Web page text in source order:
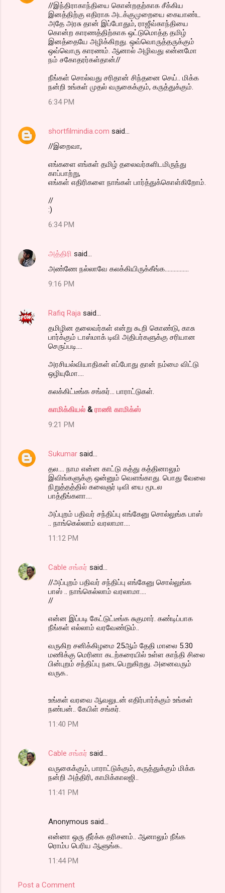
//இந்திராகாந்தியை கொன்றதற்காக சீக்கிய
இனத்திற்கு எதிராக அடக்குமுறையை கையாண்ட
அதே அரசு தான் இப்போதும், ராஜீவ்காந்தியை
கொன்ற காரணத்திற்காக ஒட்டுமொத்த தமிழ்
இனத்தையே அழிக்கிறது. ஒவ்வொருத்தருக்கும்
ஒவ்வொரு காரணம். ஆனால் அழிவது என்னமோ
நம் சகோதரர்கள்தான்//
நீங்கள் சொல்வது சரிதான் சிந்தனை செய்.. மிக்க
நன்றி உங்கள் முதல் வருகைக்கும், கருத்துக்கும்.
6:34 PM
shortfilmindia.com said…
//இறைவா,
எங்களை எங்கள் தமிழ் தலைவர்களிடமிருந்து
காப்பாற்று,
எங்கள் எதிரிகளை நாங்கள் பார்த்துக்கொள்கிறோம்.
//
:)
6:34 PM
அத்திரி said…
அண்ணே நல்லாவே கலக்கியிருக்கீங்க................
9:16 PM
Rafiq Raja said…
தமிழின தலைவர்கள் என்று கூறி கொண்டு, காசு
பார்க்கும் டாஸ்மாக் டிவி அதிபர்களுக்கு சரியான
செருப்படி....
அரசியல்வியாதிகள் எப்போது தான் நம்மை விட்டு
ஒழியுமோ....
கலக்கிட்டீங்க சங்கர்... பாராட்டுகள்.
காமிக்கியல் & ராணி காமிக்ஸ்
9:21 PM
Sukumar said…
தல.... நாம என்ன காட்டு கத்து கத்தினாலும்
இவிங்களுக்கு ஒன்னும் வெளங்காது. பொது வேலை
நிறுத்தத்தில் கலைஞர் டிவி யை மூடல
பாத்தீங்களா....
அப்புறம் பதிவர் சந்திப்பு எங்கேனு சொல்லுங்க பாஸ்
.. நாங்கெல்லாம் வரலாமா....
11:12 PM
Cable சங்கர் said…
//அப்புறம் பதிவர் சந்திப்பு எங்கேனு சொல்லுங்க
பாஸ் .. நாங்கெல்லாம் வரலாமா....
//
என்ன இப்படி கேட்டுட்டீங்க சுகுமார். கண்டிப்பாக
நீங்கள் எல்லாம் வரவேண்டும்..
வருகிற சனிக்கிழமை 25ஆம் தேதி மாலை 5.30
மணிக்கு மெரினா கடற்கரையில் உள்ள காந்தி சிலை
பின்புறம் சந்திப்பு நடைபெறுகிறது. அனைவரும்
வருக..
உங்கள் வரவை ஆவலுடன் எதிர்பார்க்கும் உங்கள்
நண்பன்.. கேபிள் சங்கர்.
11:40 PM
Cable சங்கர் said…
வருகைக்கும், பாராட்டுக்கும், கருத்துக்கும் மிக்க
நன்றி அத்திரி, காமிக்காலஜி..
11:41 PM
Anonymous said…
என்னா ஒரு தீர்க்க தரிசனம்.. ஆனாலும் நீங்க
ரொம்ப பெரிய ஆளுங்க..
11:44 PM
Post a Comment